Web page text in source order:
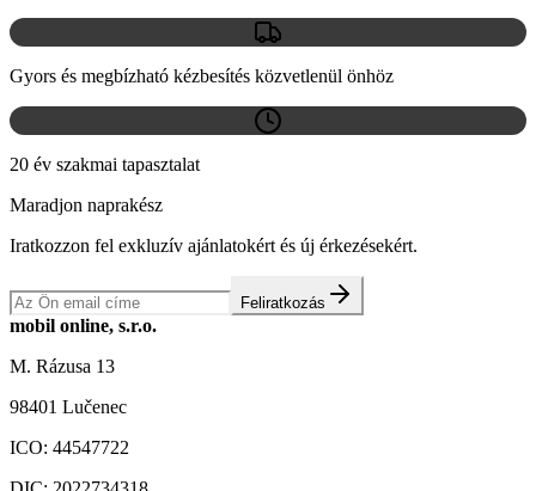
Gyors és megbízható kézbesítés közvetlenül önhöz
20 év szakmai tapasztalat
Maradjon naprakész
Iratkozzon fel exkluzív ajánlatokért és új érkezésekért.
Feliratkozás
mobil online, s.r.o.
M. Rázusa 13
98401 Lučenec
ICO: 44547722